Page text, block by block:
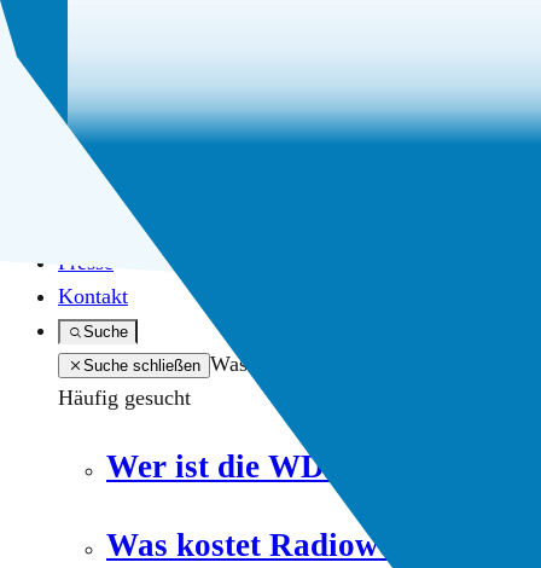
Angebote
Über uns
Karriere
Presse
Kontakt
Suche
Suche schließen Was suchen Sie?
Häufig gesucht
Wer ist die WDR mediagroup
Was kostet Radiowerbung